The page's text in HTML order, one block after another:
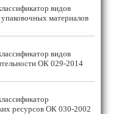
видов
упаковочных материалов
видов
ОК 029-2014
ресурсов ОК 030-2002